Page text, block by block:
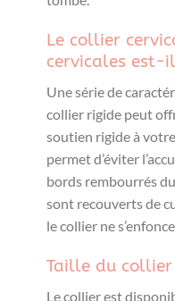
Le collier
cervicales est-
Une série de
collier rigide peut
soutien rigide à
permet d’éviter
bords rembourrés
sont recouverts de
le collier ne
Taille du
Le collier est